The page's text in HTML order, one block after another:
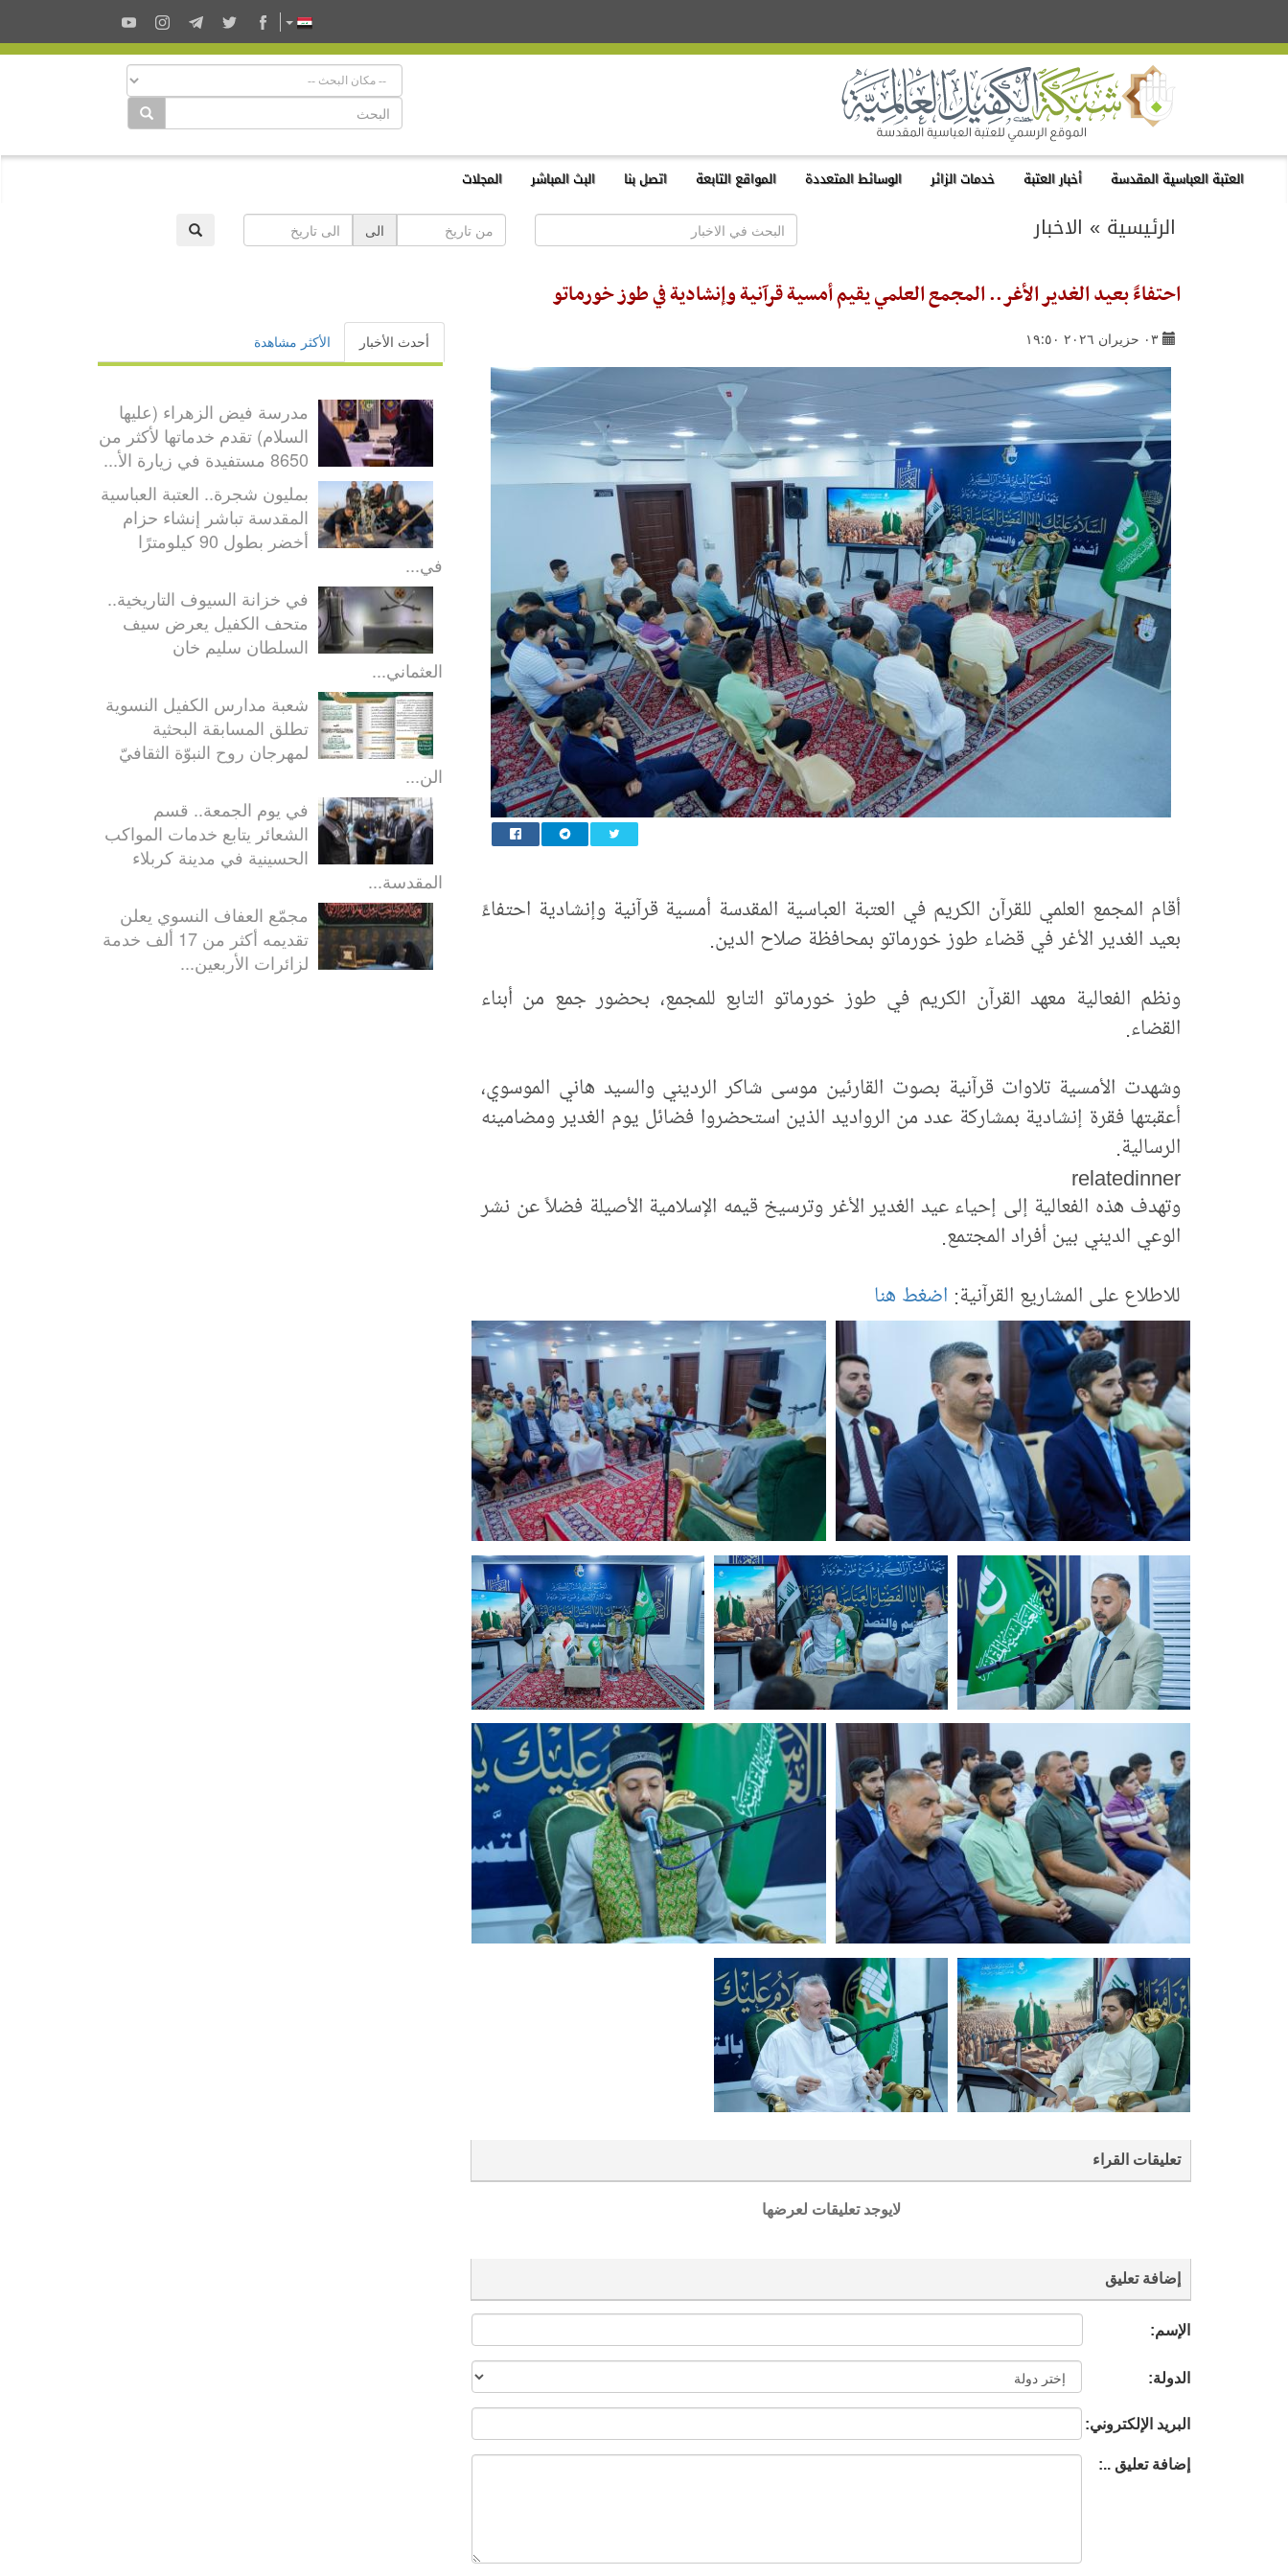
العتبة العباسية المقدسة أخبار العتبة خدمات الزائر الوسائط المتعددة المواقع التابعة اتصل بنا البث المباشر المجلات
الرئيسية » الاخبار الى
احتفاءً بعيد الغدير الأغر.. المجمع العلمي يقيم أمسية قرآنية وإنشادية في طوز خورماتو
٠٣ حزيران ٢٠٢٦ ١٩:٥٠
أقام المجمع العلمي للقرآن الكريم في العتبة العباسية المقدسة أمسية قرآنية وإنشادية احتفاءً
بعيد الغدير الأغر في قضاء طوز خورماتو بمحافظة صلاح الدين.
ونظم الفعالية معهد القرآن الكريم في طوز خورماتو التابع للمجمع، بحضور جمع من أبناء
القضاء.
وشهدت الأمسية تلاوات قرآنية بصوت القارئين موسى شاكر الرديني والسيد هاني الموسوي،
أعقبتها فقرة إنشادية بمشاركة عدد من الرواديد الذين استحضروا فضائل يوم الغدير ومضامينه
الرسالية.
relatedinner
وتهدف هذه الفعالية إلى إحياء عيد الغدير الأغر وترسيخ قيمه الإسلامية الأصيلة فضلاً عن نشر
الوعي الديني بين أفراد المجتمع.
للاطلاع على المشاريع القرآنية: اضغط هنا
تعليقات القراء
لايوجد تعليقات لعرضها
إضافة تعليق
الإسم:
الدولة:
البريد الإلكتروني:
إضافة تعليق ..:
أحدث الأخبار الأكثر مشاهدة
مدرسة فيض الزهراء (عليها
السلام) تقدم خدماتها لأكثر من
8650 مستفيدة في زيارة الأ...
بمليون شجرة.. العتبة العباسية
المقدسة تباشر إنشاء حزام
أخضر بطول 90 كيلومترًا
في...
في خزانة السيوف التاريخية..
متحف الكفيل يعرض سيف
السلطان سليم خان
العثماني...
شعبة مدارس الكفيل النسوية
تطلق المسابقة البحثية
لمهرجان روح النبوّة الثقافيّ
الن...
في يوم الجمعة.. قسم
الشعائر يتابع خدمات المواكب
الحسينية في مدينة كربلاء
المقدسة...
مجمّع العفاف النسوي يعلن
تقديمه أكثر من 17 ألف خدمة
لزائرات الأربعين...